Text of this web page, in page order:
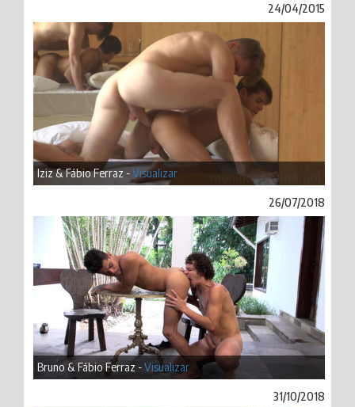
24/04/2015
Iziz & Fábio Ferraz -Visualizar
26/07/2018
Bruno & Fábio Ferraz -Visualizar
31/10/2018